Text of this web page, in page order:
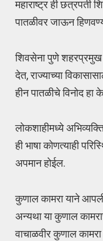
महाराष्ट्र ही छत्रपती
पातळीवर जाऊन
शिवसेना पुणे शहरप्रमुख
देत, राज्याच्या
हीन पातळीचे विनोद हा
लोकशाहीमध्ये
ही भाषा कोणत्याही
अपमान होईल.
कुणाल कामरा याने आपली
अन्यथा या कुणाल
वाचाळवीर कुणाल